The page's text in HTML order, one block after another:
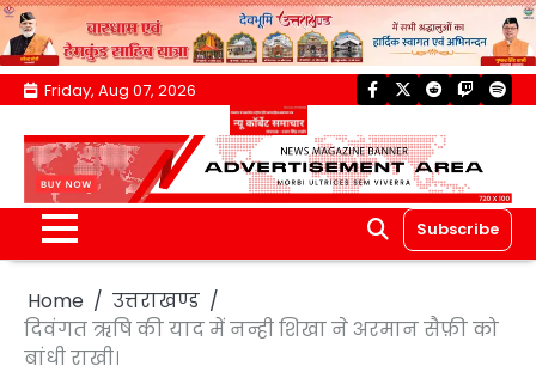
Skip
content
Friday, Aug 07, 2026 facebook
twitterreddittwitch
Subscribe
Home
उत्तराखण्ड
दिवंगत ऋषि की याद में नन्ही शिखा ने अरमान सैफ़ी को
बांधी राखी।